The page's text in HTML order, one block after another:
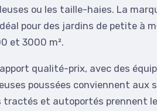
ou les taille-haies. La
pour des jardins de petite à
et 3000 m².
qualité-prix, avec des
poussées conviennent aux
tractés et autoportés prennent